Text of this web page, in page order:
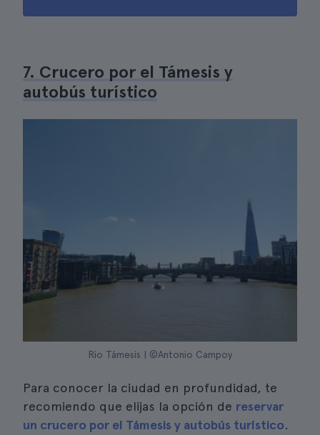
7. Crucero por el Támesis y
autobús turístico
Rio Támesis | ©Antonio Campoy
Para conocer la ciudad en profundidad, te
recomiendo que elijas la opción de reservar
un crucero por el Támesis y autobús turístico.